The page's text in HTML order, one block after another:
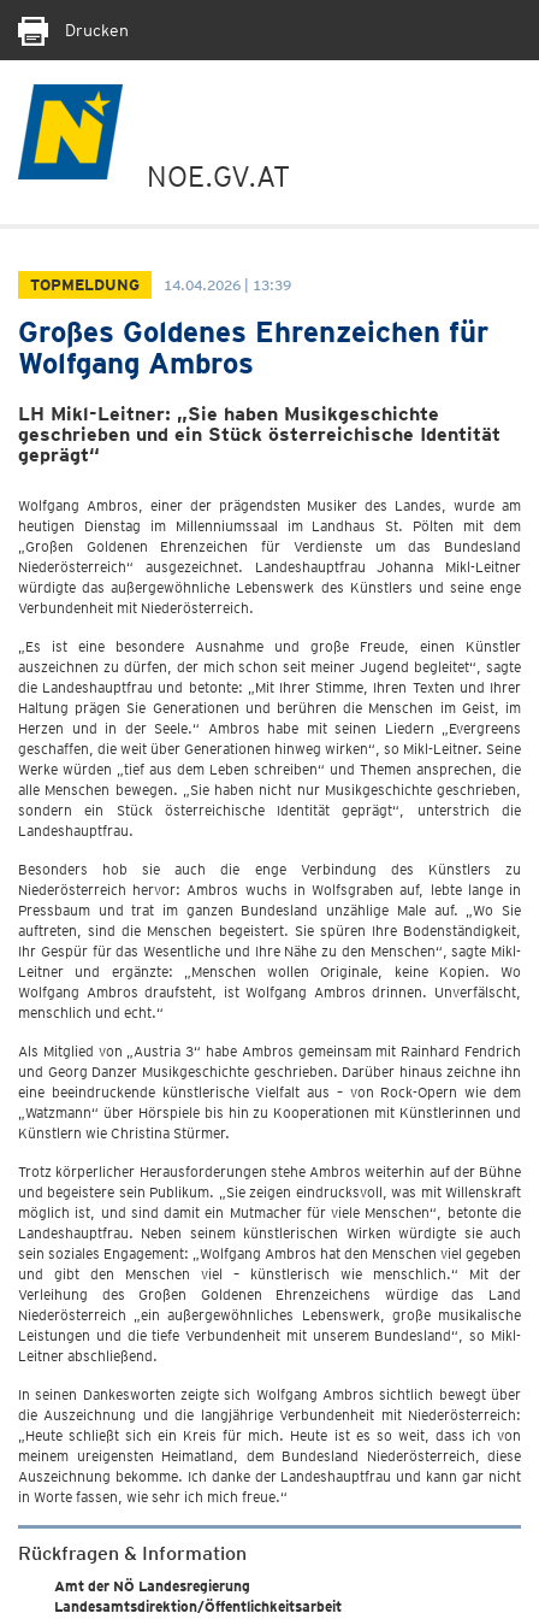
Drucken
NOE.GV.AT
TOPMELDUNG 14.04.2026 | 13:39
Großes Goldenes Ehrenzeichen für
Wolfgang Ambros
LH Mikl-Leitner: „Sie haben Musikgeschichte
geschrieben und ein Stück österreichische Identität
geprägt“
Wolfgang Ambros, einer der prägendsten Musiker des Landes, wurde am
heutigen Dienstag im Millenniumssaal im Landhaus St. Pölten mit dem
„Großen Goldenen Ehrenzeichen für Verdienste um das Bundesland
Niederösterreich“ ausgezeichnet. Landeshauptfrau Johanna Mikl-Leitner
würdigte das außergewöhnliche Lebenswerk des Künstlers und seine enge
Verbundenheit mit Niederösterreich.
„Es ist eine besondere Ausnahme und große Freude, einen Künstler
auszeichnen zu dürfen, der mich schon seit meiner Jugend begleitet“, sagte
die Landeshauptfrau und betonte: „Mit Ihrer Stimme, Ihren Texten und Ihrer
Haltung prägen Sie Generationen und berühren die Menschen im Geist, im
Herzen und in der Seele.“ Ambros habe mit seinen Liedern „Evergreens
geschaffen, die weit über Generationen hinweg wirken“, so Mikl-Leitner. Seine
Werke würden „tief aus dem Leben schreiben“ und Themen ansprechen, die
alle Menschen bewegen. „Sie haben nicht nur Musikgeschichte geschrieben,
sondern ein Stück österreichische Identität geprägt“, unterstrich die
Landeshauptfrau.
Besonders hob sie auch die enge Verbindung des Künstlers zu
Niederösterreich hervor: Ambros wuchs in Wolfsgraben auf, lebte lange in
Pressbaum und trat im ganzen Bundesland unzählige Male auf. „Wo Sie
auftreten, sind die Menschen begeistert. Sie spüren Ihre Bodenständigkeit,
Ihr Gespür für das Wesentliche und Ihre Nähe zu den Menschen“, sagte Mikl-
Leitner und ergänzte: „Menschen wollen Originale, keine Kopien. Wo
Wolfgang Ambros draufsteht, ist Wolfgang Ambros drinnen. Unverfälscht,
menschlich und echt.“
Als Mitglied von „Austria 3“ habe Ambros gemeinsam mit Rainhard Fendrich
und Georg Danzer Musikgeschichte geschrieben. Darüber hinaus zeichne ihn
eine beeindruckende künstlerische Vielfalt aus – von Rock-Opern wie dem
„Watzmann“ über Hörspiele bis hin zu Kooperationen mit Künstlerinnen und
Künstlern wie Christina Stürmer.
Trotz körperlicher Herausforderungen stehe Ambros weiterhin auf der Bühne
und begeistere sein Publikum. „Sie zeigen eindrucksvoll, was mit Willenskraft
möglich ist, und sind damit ein Mutmacher für viele Menschen“, betonte die
Landeshauptfrau. Neben seinem künstlerischen Wirken würdigte sie auch
sein soziales Engagement: „Wolfgang Ambros hat den Menschen viel gegeben
und gibt den Menschen viel – künstlerisch wie menschlich.“ Mit der
Verleihung des Großen Goldenen Ehrenzeichens würdige das Land
Niederösterreich „ein außergewöhnliches Lebenswerk, große musikalische
Leistungen und die tiefe Verbundenheit mit unserem Bundesland“, so Mikl-
Leitner abschließend.
In seinen Dankesworten zeigte sich Wolfgang Ambros sichtlich bewegt über
die Auszeichnung und die langjährige Verbundenheit mit Niederösterreich:
„Heute schließt sich ein Kreis für mich. Heute ist es so weit, dass ich von
meinem ureigensten Heimatland, dem Bundesland Niederösterreich, diese
Auszeichnung bekomme. Ich danke der Landeshauptfrau und kann gar nicht
in Worte fassen, wie sehr ich mich freue.“
Rückfragen & Information
Amt der NÖ Landesregierung
Landesamtsdirektion/Öffentlichkeitsarbeit